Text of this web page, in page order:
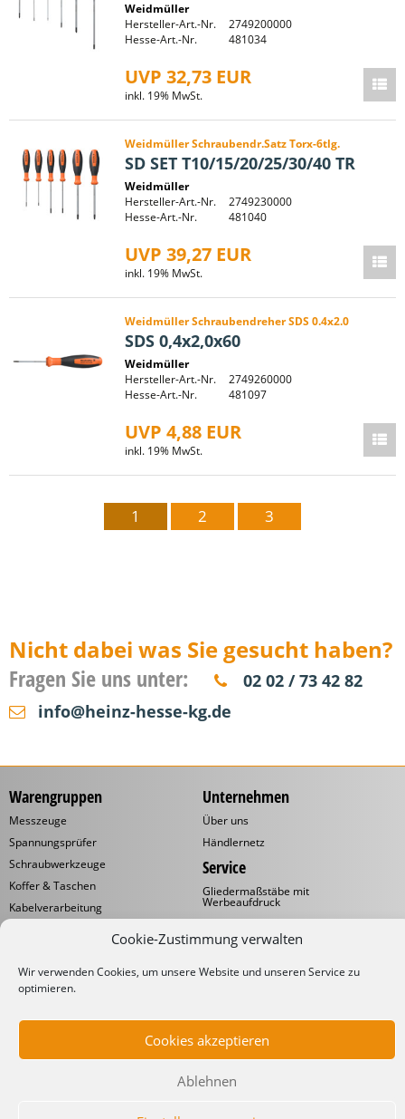
Cookie-Zustimmung verwalten
Wir verwenden Cookies, um unsere Website und unseren Service zu
optimieren.
Cookies akzeptieren
Ablehnen
Weidmüller
Hersteller-Art.-Nr.
2749200000
Hesse-Art.-Nr.
481034
UVP 32,73 EUR
inkl. 19% MwSt.
Weidmüller Schraubendr.Satz Torx-6tlg.
SD SET T10/15/20/25/30/40 TR
Weidmüller
Hersteller-Art.-Nr.
2749230000
Hesse-Art.-Nr.
481040
UVP 39,27 EUR
inkl. 19% MwSt.
Weidmüller Schraubendreher SDS 0.4x2.0
SDS 0,4x2,0x60
Weidmüller
Hersteller-Art.-Nr.
2749260000
Hesse-Art.-Nr.
481097
UVP 4,88 EUR
inkl. 19% MwSt.
1 2 3
Nicht dabei was Sie gesucht haben?
Fragen Sie uns unter:
02 02 / 73 42 82
info@heinz-hesse-kg.de
Warengruppen
Messzeuge
Spannungsprüfer
Schraubwerkzeuge
Koffer & Taschen
Kabelverarbeitung
Industrielampen
Werkstattbedarf
Unternehmen
Über uns
Händlernetz
Service
Gliedermaßstäbe mit
Werbeaufdruck
Katalog
Downloads
Informationen
Datenschutzerklärung